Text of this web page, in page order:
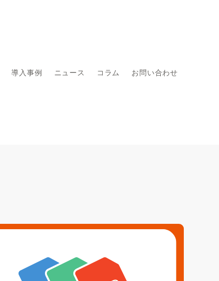
導入事例 ニュース コラム お問い合わせ